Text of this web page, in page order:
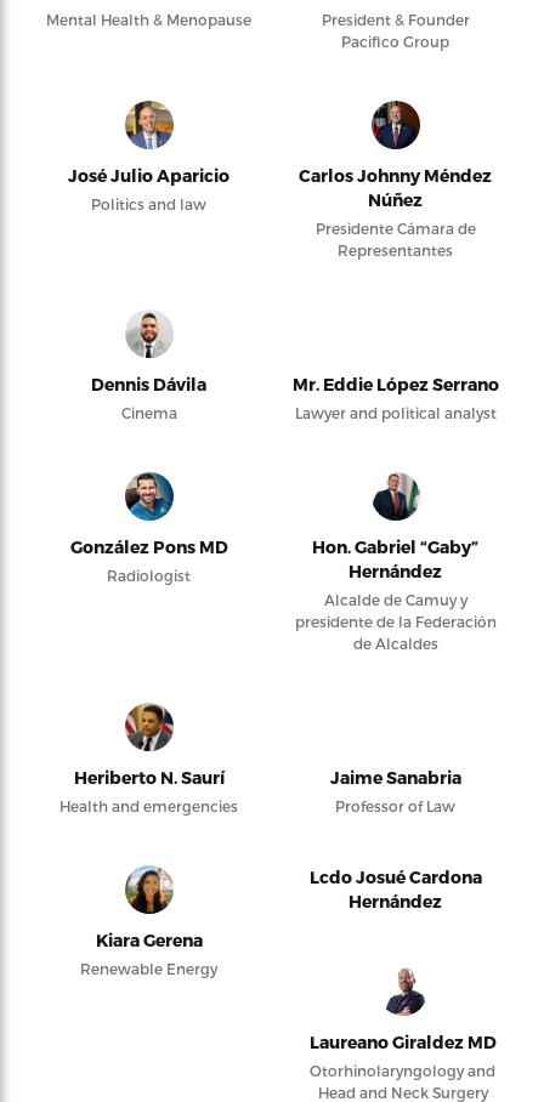
Mental Health & Menopause
President & Founder
Pacifico Group
José Julio Aparicio
Politics and law
Carlos Johnny Méndez
Núñez
Presidente Cámara de
Representantes
Dennis Dávila
Cinema
Mr. Eddie López Serrano
Lawyer and political analyst
González Pons MD
Radiologist
Hon. Gabriel “Gaby”
Hernández
Alcalde de Camuy y
presidente de la Federación
de Alcaldes
Heriberto N. Saurí
Health and emergencies
Jaime Sanabria
Professor of Law
Kiara Gerena
Renewable Energy
Lcdo Josué Cardona
Hernández
Laureano Giraldez MD
Otorhinolaryngology and
Head and Neck Surgery